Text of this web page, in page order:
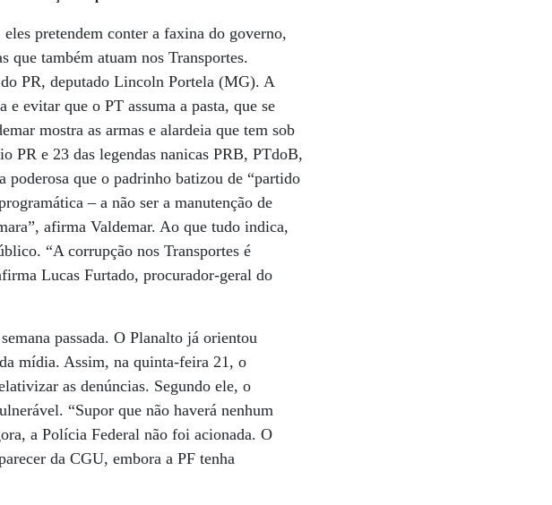
pretendem conter a faxina do governo,
que também atuam nos Transportes.
PR, deputado Lincoln Portela (MG). A
evitar que o PT assuma a pasta, que se
mostra as armas e alardeia que tem sob
PR e 23 das legendas nanicas PRB, PTdoB,
poderosa que o padrinho batizou de “partido
– a não ser a manutenção de
afirma Valdemar. Ao que tudo indica,
“A corrupção nos Transportes é
Lucas Furtado, procurador-geral do
passada. O Planalto já orientou
mídia. Assim, na quinta-feira 21, o
as denúncias. Segundo ele, o
“Supor que não haverá nenhum
a Polícia Federal não foi acionada. O
da CGU, embora a PF tenha